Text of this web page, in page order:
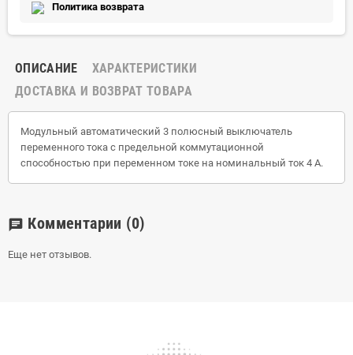
Политика возврата
ОПИСАНИЕ
ХАРАКТЕРИСТИКИ
ДОСТАВКА И ВОЗВРАТ ТОВАРА
Модульный автоматический 3 полюсный выключатель
переменного тока с предельной коммутационной
способностью при переменном токе на номинальный ток 4 А.
chat Комментарии (0)
Еще нет отзывов.